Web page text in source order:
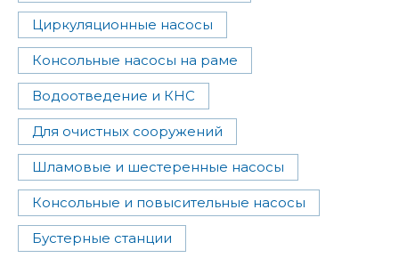
Циркуляционные насосы
Консольные насосы на раме
Водоотведение и КНС
Для очистных сооружений
Шламовые и шестеренные насосы
Консольные и повысительные насосы
Бустерные станции